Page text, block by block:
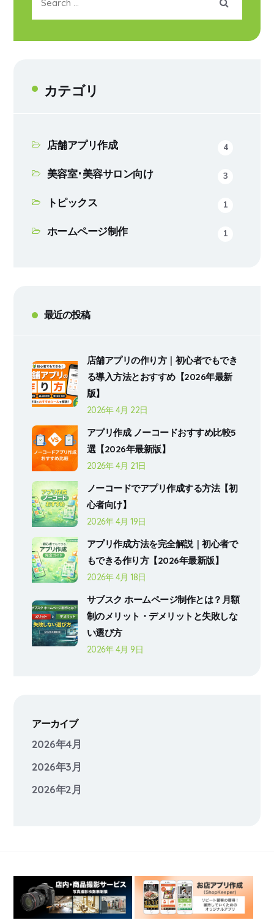
カテゴリ
店舗アプリ作成 4
美容室･美容サロン向け 3
トピックス 1
ホームページ制作 1
最近の投稿
店舗アプリの作り方｜初心者でもでき
る導入方法とおすすめ【2026年最新
版】
2026年 4月 22日
アプリ作成 ノーコードおすすめ比較5
選【2026年最新版】
2026年 4月 21日
ノーコードでアプリ作成する方法【初
心者向け】
2026年 4月 19日
アプリ作成方法を完全解説｜初心者で
もできる作り方【2026年最新版】
2026年 4月 18日
サブスク ホームページ制作とは？月額
制のメリット・デメリットと失敗しな
い選び方
2026年 4月 9日
アーカイブ
2026年4月
2026年3月
2026年2月